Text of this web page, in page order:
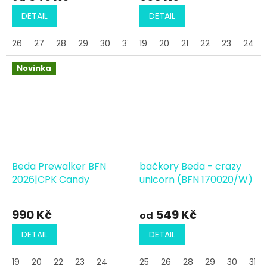
DETAIL
26 27 28 29 30 31 32 33
DETAIL
19 20 21 22 23 24
Novinka
Beda Prewalker BFN
2026|CPK Candy
990 Kč
DETAIL
19 20 22 23 24
bačkory Beda - crazy
unicorn (BFN 170020/W)
od 549 Kč
DETAIL
25 26 28 29 30 31